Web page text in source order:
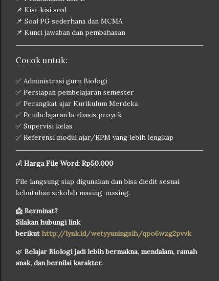
📌 Kisi-kisi soal
📌 Soal PG sederhana dan MCMA
📌 Kunci jawaban dan pembahasan
Cocok untuk:
✅ Administrasi guru Biologi
✅ Persiapan pembelajaran semester
✅ Perangkat ajar Kurikulum Merdeka
✅ Pembelajaran berbasis proyek
✅ Supervisi kelas
✅ Referensi modul ajar/RPM yang lebih lengkap
💰 Harga File Word: Rp50.000
File langsung siap digunakan dan bisa diedit sesuai
kebutuhan sekolah masing-masing.
📩 Berminat?
Silakan hubungi link
berikut http://lynk.id/wetyyuningsih/qpo6wzg2pvvk
🌿 Belajar Biologi jadi lebih bermakna, mendalam, ramah
anak, dan bernilai karakter.